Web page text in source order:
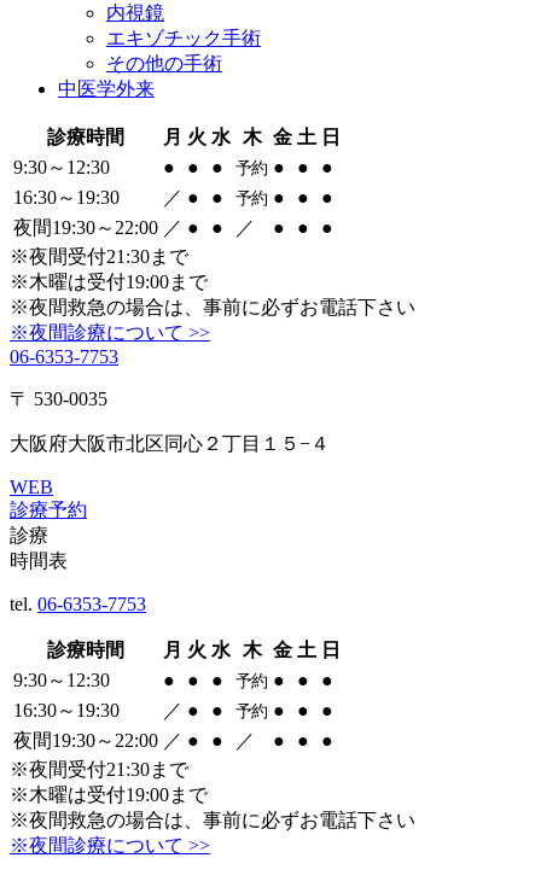
内視鏡
エキゾチック手術
その他の手術
中医学外来
診療時間 月 火 水 木 金 土 日
9:30～12:30
● ● ● 予約 ● ●
●
16:30～19:30
／ ● ● 予約 ● ●
●
夜間19:30～22:00 ／ ● ● ／ ● ●
●
※夜間受付21:30まで
※木曜は受付19:00まで
※夜間救急の場合は、事前に必ずお電話下さい
※夜間診療について >>
06-6353-7753
〒 530-0035
大阪府大阪市北区同心２丁目１５−４
WEB
診療予約
診療
時間表
tel. 06-6353-7753
診療時間 月 火 水 木 金 土 日
9:30～12:30
● ● ● 予約 ● ●
●
16:30～19:30
／ ● ● 予約 ● ●
●
夜間19:30～22:00 ／ ● ● ／ ● ●
●
※夜間受付21:30まで
※木曜は受付19:00まで
※夜間救急の場合は、事前に必ずお電話下さい
※夜間診療について >>